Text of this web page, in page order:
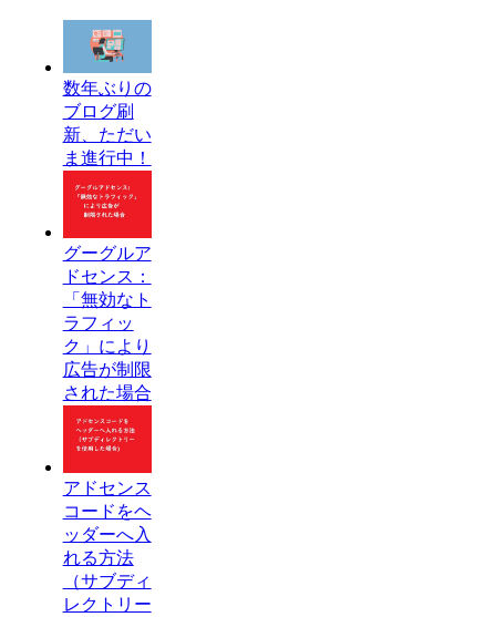
数年ぶりの
ブログ刷
新、ただい
ま進行中！
グーグルア
ドセンス：
「無効なト
ラフィッ
ク」により
広告が制限
された場合
アドセンス
コードをヘ
ッダーへ入
れる方法
（サブディ
レクトリー